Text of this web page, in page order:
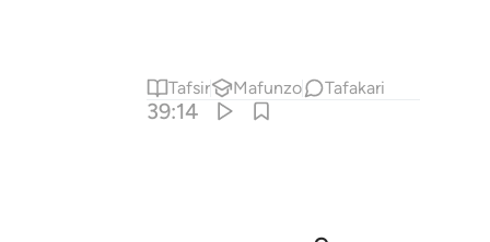
Tafsir Mafunzo Tafakari
39:14